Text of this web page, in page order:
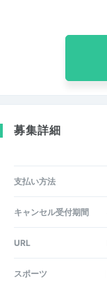
募集詳細
支払い方法
キャンセル受付期間
URL
スポーツ